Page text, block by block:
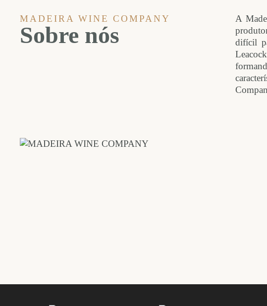
MADEIRA WINE COMPANY
Sobre nós
A
difícil